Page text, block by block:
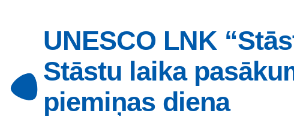
UNESCO LNK
Stāstu laika
piemiņas diena